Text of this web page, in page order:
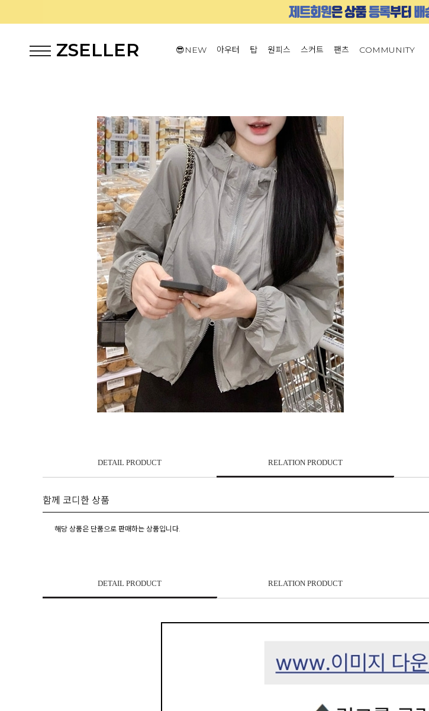
ZSELLER 😎NEW 아우터 탑 원피스 스커트 팬츠 COMMUNITY
DETAIL PRODUCT RELATION PRODUCT
함께 코디한 상품
해당 상품은 단품으로 판매하는 상품입니다.
DETAIL PRODUCT RELATION PRODUCT